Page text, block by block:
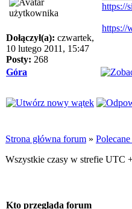
Dołączył(a): czwartek,
10 lutego 2011, 15:47
Posty: 268
https://
https://
Góra
Strona główna forum »
Wszystkie czasy w strefie UTC
Kto przegląda forum